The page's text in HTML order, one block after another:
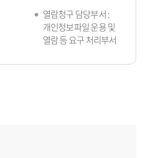
열람청구 담당부서 :
개인정보파일 운용 및
열람 등 요구 처리부서